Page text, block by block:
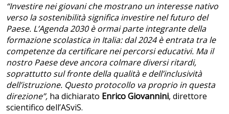
“Investire nei giovani che mostrano un interesse nativo
verso la sostenibilità significa investire nel futuro del
Paese. L’Agenda 2030 è ormai parte integrante della
formazione scolastica in Italia: dal 2024 è entrata tra le
competenze da certificare nei percorsi educativi. Ma il
nostro Paese deve ancora colmare diversi ritardi,
soprattutto sul fronte della qualità e dell’inclusività
dell’istruzione. Questo protocollo va proprio in questa
direzione”, ha dichiarato Enrico Giovannini, direttore
scientifico dell’ASviS.